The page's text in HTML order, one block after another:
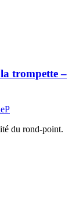
trompette –
du rond-point.